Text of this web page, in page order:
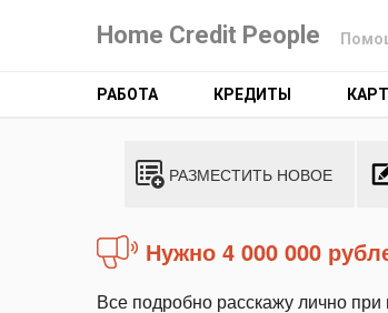
Home Credit People
РАБОТА КРЕДИТЫ
РАЗМЕСТИТЬ НОВОЕ
Нужно 4 000 000
Все подробно расскажу лично при